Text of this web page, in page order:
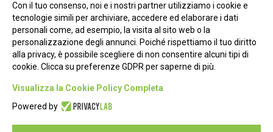
Piazza Alessandria, 24 - 00198 Roma
Privacy Policy
Con il tuo consenso, noi e i nostri partner utilizziamo i cookie e
tecnologie simili per archiviare, accedere ed elaborare i dati
personali come, ad esempio, la visita al sito web o la
personalizzazione degli annunci. Poiché rispettiamo il tuo diritto
alla privacy, è possibile scegliere di non consentire alcuni tipi di
cookie. Clicca su preferenze GDPR per saperne di più.
Visualizza la Cookie Policy Completa
Powered by